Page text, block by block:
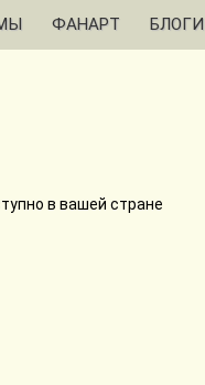
ФАНАРТ БЛОГИ
в вашей стране